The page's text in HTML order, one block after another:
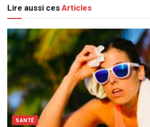
Lire aussi cesArticles
SANTÉ